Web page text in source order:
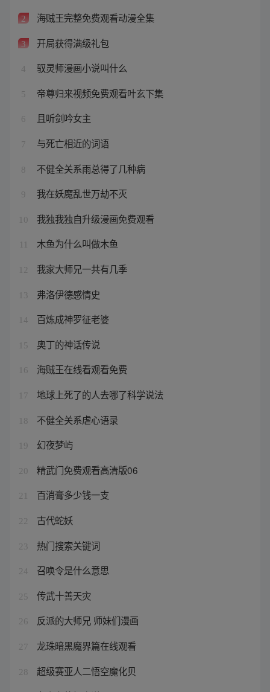
2 海贼王完整免费观看动漫全集
3 开局获得满级礼包
4 驭灵师漫画小说叫什么
5 帝尊归来视频免费观看叶玄下集
6 且听剑吟女主
7 与死亡相近的词语
8 不健全关系雨总得了几种病
9 我在妖魔乱世万劫不灭
10 我独我独自升级漫画免费观看
木鱼为什么叫做木鱼
12 我家大师兄一共有几季
13 弗洛伊德感情史
14 百炼成神罗征老婆
15 奥丁的神话传说
16 海贼王在线看观看免费
17 地球上死了的人去哪了科学说法
18 不健全关系虐心语录
19 幻夜梦屿
20 精武门免费观看高清版06
21 百消膏多少钱一支
22 古代蛇妖
23 热门搜索关键词
24 召唤令是什么意思
25 传武十善天灾
26 反派的大师兄 师妹们漫画
27 龙珠暗黑魔界篇在线观看
28 超级赛亚人二悟空魔化贝